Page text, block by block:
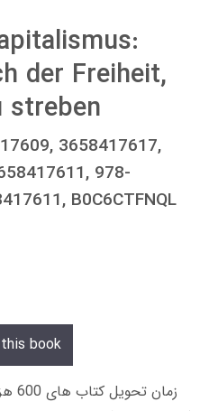
der Freiheit,
streben
3658417617,
978-
B0C6CTFNQL
book